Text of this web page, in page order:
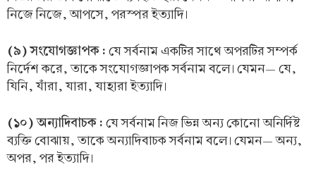
নিজে নিজে, আপসে, পরস্পর ইত্যাদি।
(৯) সংযোগজ্ঞাপক : যে সর্বনাম একটির সাথে অপরটির সম্পর্ক
নির্দেশ করে, তাকে সংযোগজ্ঞাপক সর্বনাম বলে। যেমন— যে,
যিনি, যাঁরা, যারা, যাহারা ইত্যাদি।
(১০) অন্যাদিবাচক : যে সর্বনাম নিজ ভিন্ন অন্য কোনো অনির্দিষ্ট
ব্যক্তি বোঝায়, তাকে অন্যাদিবাচক সর্বনাম বলে। যেমন— অন্য,
অপর, পর ইত্যাদি।